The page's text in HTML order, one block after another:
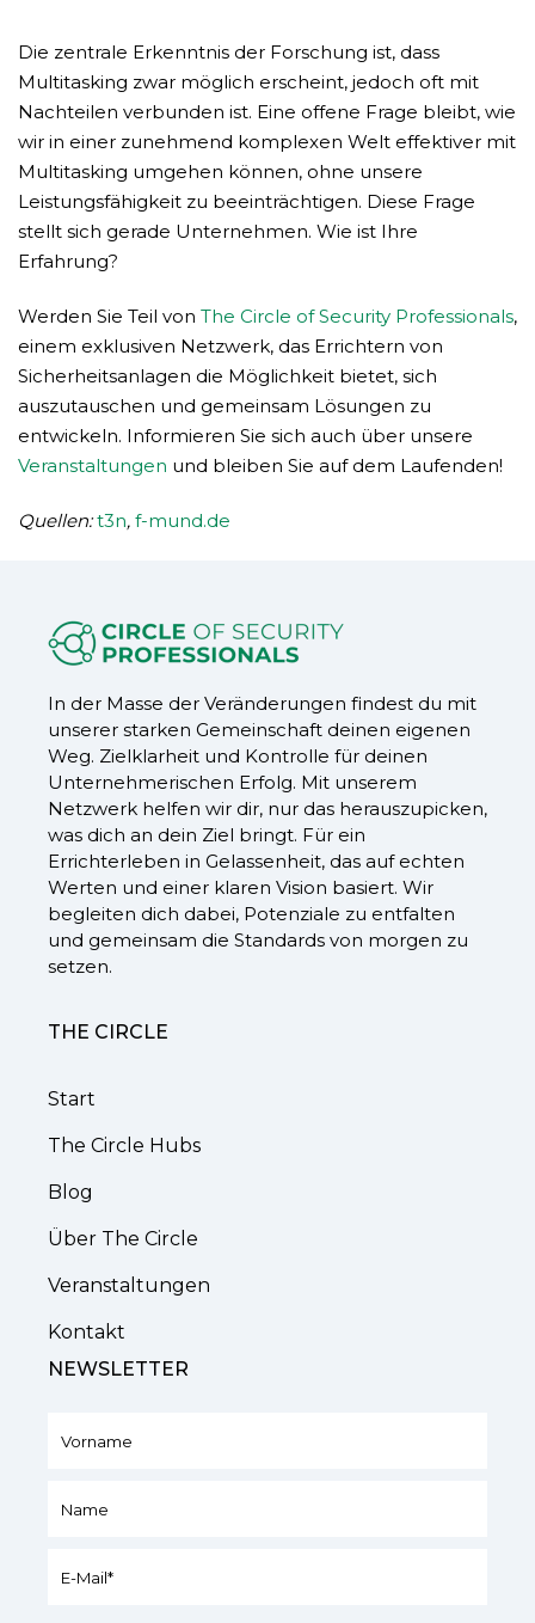
Die zentrale Erkenntnis der Forschung ist, dass
Multitasking zwar möglich erscheint, jedoch oft mit
Nachteilen verbunden ist. Eine offene Frage bleibt, wie
wir in einer zunehmend komplexen Welt effektiver mit
Multitasking umgehen können, ohne unsere
Leistungsfähigkeit zu beeinträchtigen. Diese Frage
stellt sich gerade Unternehmen. Wie ist Ihre
Erfahrung?
Werden Sie Teil von The Circle of Security Professionals,
einem exklusiven Netzwerk, das Errichtern von
Sicherheitsanlagen die Möglichkeit bietet, sich
auszutauschen und gemeinsam Lösungen zu
entwickeln. Informieren Sie sich auch über unsere
Veranstaltungen und bleiben Sie auf dem Laufenden!
Quellen:t3n, f-mund.de
In der Masse der Veränderungen findest du mit
unserer starken Gemeinschaft deinen eigenen
Weg. Zielklarheit und Kontrolle für deinen
Unternehmerischen Erfolg. Mit unserem
Netzwerk helfen wir dir, nur das herauszupicken,
was dich an dein Ziel bringt. Für ein
Errichterleben in Gelassenheit, das auf echten
Werten und einer klaren Vision basiert. Wir
begleiten dich dabei, Potenziale zu entfalten
und gemeinsam die Standards von morgen zu
setzen.
THE CIRCLE
Start
The Circle Hubs
Blog
Über The Circle
Veranstaltungen
Kontakt
NEWSLETTER